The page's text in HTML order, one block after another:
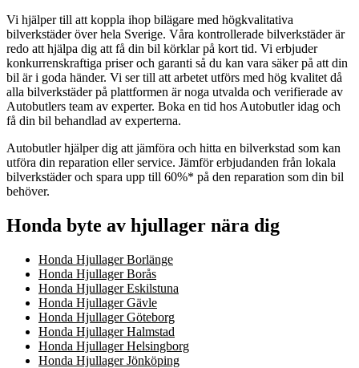
Vi hjälper till att koppla ihop bilägare med högkvalitativa
bilverkstäder över hela Sverige. Våra kontrollerade bilverkstäder är
redo att hjälpa dig att få din bil körklar på kort tid. Vi erbjuder
konkurrenskraftiga priser och garanti så du kan vara säker på att din
bil är i goda händer. Vi ser till att arbetet utförs med hög kvalitet då
alla bilverkstäder på plattformen är noga utvalda och verifierade av
Autobutlers team av experter. Boka en tid hos Autobutler idag och
få din bil behandlad av experterna.
Autobutler hjälper dig att jämföra och hitta en bilverkstad som kan
utföra din reparation eller service. Jämför erbjudanden från lokala
bilverkstäder och spara upp till 60%* på den reparation som din bil
behöver.
Honda byte av hjullager nära dig
Honda Hjullager Borlänge
Honda Hjullager Borås
Honda Hjullager Eskilstuna
Honda Hjullager Gävle
Honda Hjullager Göteborg
Honda Hjullager Halmstad
Honda Hjullager Helsingborg
Honda Hjullager Jönköping